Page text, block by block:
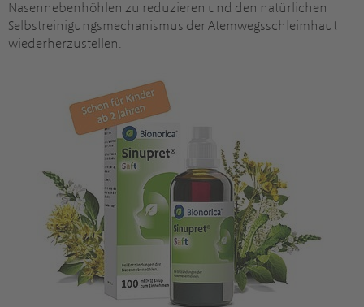
Nasennebenhöhlen zu reduzieren und den natürlichen
Selbstreinigungsmechanismus der Atemwegsschleimhaut
wiederherzustellen.